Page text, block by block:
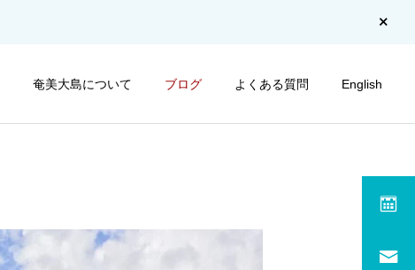
奄美大島について ブログ よくある質問 English